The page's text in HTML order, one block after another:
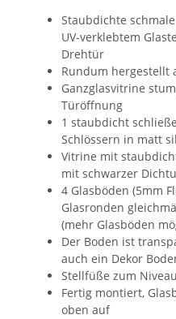
Staubdichte
UV-verklebtem
Drehtür
Rundum hergestellt
Ganzglasvitrine
Türöffnung
1 staubdicht
Schlössern in matt
Vitrine mit
mit schwarzer
4 Glasböden (5mm
Glasronden
(mehr Glasböden
Der Boden ist
auch ein Dekor
Stellfüße zum
Fertig montiert,
oben auf